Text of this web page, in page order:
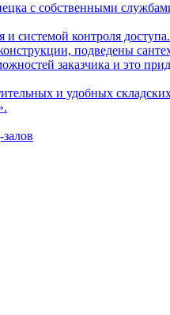
с собственными
контроля
подведены
заказчика и это
и удобных